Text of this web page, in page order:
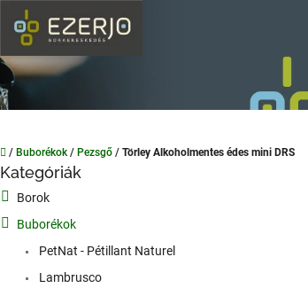
Kezdőlap
/ Buborékok / Pezsgő / Törley Alkoholmentes édes mini DRS
OKategóriák
átugrása
Kategóriák
Borok
Buborékok
PetNat - Pétillant Naturel
Lambrusco